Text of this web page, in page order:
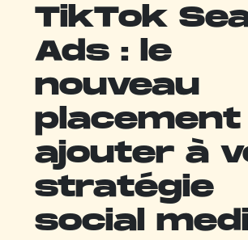
TikTok
Ads : le
nouveau
placement
ajouter à
stratégie
social